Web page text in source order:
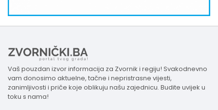
Vaš pouzdan izvor informacija za Zvornik i regiju! Svakodnevno
vam donosimo aktuelne, tačne i nepristrasne vijesti,
zanimljivosti i priče koje oblikuju našu zajednicu. Budite uvijek u
toku s nama!